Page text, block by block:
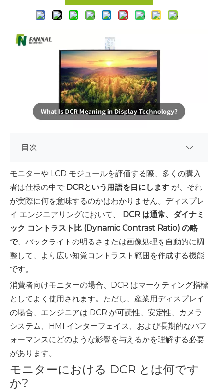
目次
モニターや LCD モジュールを評価する際、多くの購入
者は仕様の中で DCRという用語を目にします が、それ
が実際に何を意味するのかはわかりません。ディスプレ
イ エンジニアリングにおいて、
DCR は通常、ダイナミ
ック コントラスト比 (Dynamic Contrast Ratio) の略
で、バックライトの明るさまたは画像処理を自動的に調
整して、より広い知覚コントラスト範囲を作成する機能
です。
消費者向けモニターの場合、DCR はマーケティング指標
としてよく使用されます。ただし、産業用ディスプレイ
の場合、エンジニアは DCR が可読性、安定性、カメラ
システム、HMI インターフェイス、および長期的なパフ
ォーマンスにどのような影響を与えるかを理解する必要
があります。
モニターにおける DCR とは何です
か?